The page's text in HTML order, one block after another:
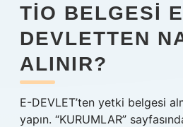
TIO BELGESI
DEVLETTEN
ALINIR?
E-DEVLET’ten yetki belgesi
yapın. “KURUMLAR”